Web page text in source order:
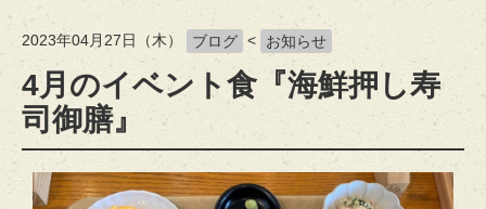
2023年04月27日（木） ブログ < お知らせ
4月のイベント食『海鮮押し寿
司御膳』